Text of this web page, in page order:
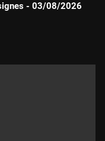
- 03/08/2026